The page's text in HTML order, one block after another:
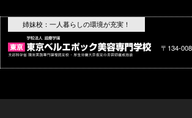
姉妹校：一人暮らしの環境が充実！
〒134-